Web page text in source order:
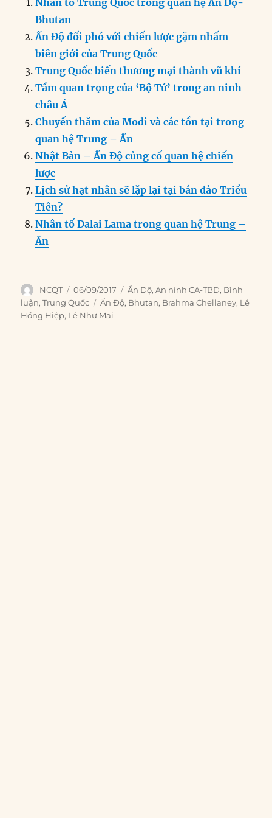
e
b
o
o
k
e
d
I
n
l
e
n
g
er
s
A
p
p
g
r
m
t
re
Bhutan
Ấn Độ đối phó với chiến lược gặm nhấm
biên giới của Trung Quốc
Trung Quốc biến thương mại thành vũ khí
Tầm quan trọng của ‘Bộ Tứ’ trong an ninh
châu Á
Chuyến thăm của Modi và các tồn tại trong
quan hệ Trung – Ấn
Nhật Bản – Ấn Độ củng cố quan hệ chiến
lược
Lịch sử hạt nhân sẽ lặp lại tại bán đảo Triều
Tiên?
Nhân tố Dalai Lama trong quan hệ Trung –
Ấn
Author
NCQT
Posted
on
06/09/2017 Categories
Ấn Độ,An ninh CA-TBD, Bình
luận,Trung Quốc Tags
Ấn Độ, Bhutan, Brahma Chellaney, Lê
Hồng Hiệp, Lê Như Mai